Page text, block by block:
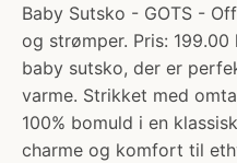
Baby Sutsko - GOTS -
og strømper. Pris:
baby sutsko, der er
varme. Strikket med
100% bomuld i en
charme og komfort til